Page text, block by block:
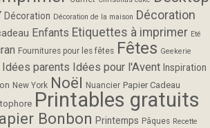
Décoration Décoration de la maison Décoration
Enfants Etiquettes à imprimer Eté
Fournitures pour les fêtes Fêtes Geekerie
Idées parents Idées pour l'Avent Inspiration
New York Noël Nuancier Papier Cadeau
Printables gratuits
Bonbon Printemps Pâques Recette